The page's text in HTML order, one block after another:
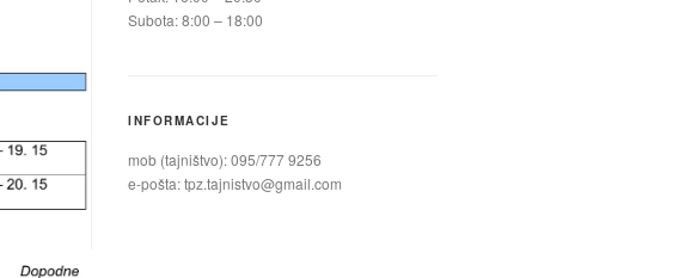
Subota: 8:00 – 18:00
INFORMACIJE
mob (tajništvo): 095/777 9256
e-pošta:tpz.tajnistvo@gmail.com